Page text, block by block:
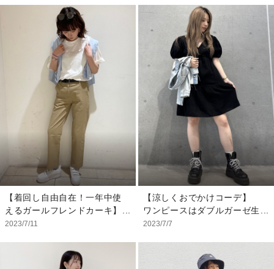
スカート：XS
レギンス：XS
ベルト：S
袖とインでもアウトでも着ら
れる着丈で 春はインナーと
して、夏は前を開けて羽織り
として沢山活躍してくれま
す！ カジュアルアイテムの
チノパンも少し上品な装いに
◎ デイリーにもストレスな
く着ていただけます！
【スタッフ着用サイズ】
タンクトップ：S
ボトムス：4
してロングで着てみました！
黒Tを合わせてカジュアルに
しましたが白Tやタンクトッ
プを合わせれば一気に夏コー
デになります！
【モデル着用サイズ】
Tシャツ：XS/110cm
ワンピース：XXL/160cm
ハット：48-50
【着回し自由自在！一年中使
えるガールフレンドカーキ】
大人気の【ガールフレンドカ
ルコーデの紹介です！ しっ
かりストレッチが効いていて
2023/7/11
【涼しくおでかけコーデ】
ワンピースはダブルガーゼ生
地なので、通気性がよく気温
ます♪ 袖はパフスリーブにな
っているため、気になる部位
2023/7/7